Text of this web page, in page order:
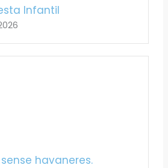
Infantil
havaneres.